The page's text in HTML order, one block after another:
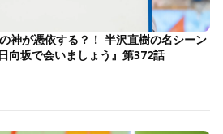
神が憑依する？！ 半沢直樹の名シーン
向坂で会いましょう』第372話